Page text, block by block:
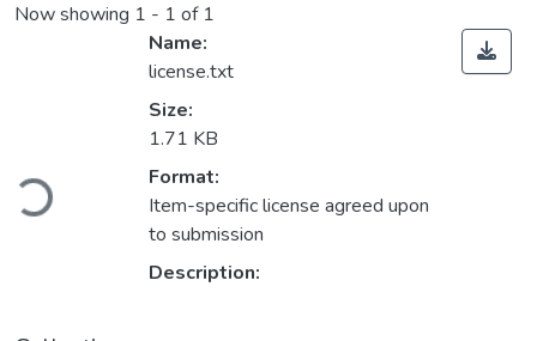
Now showing 1 - 1 of 1
Name:
license.txt
Size:
1.71 KB
Format:
Item-specific license agreed upon
to submission
Description: